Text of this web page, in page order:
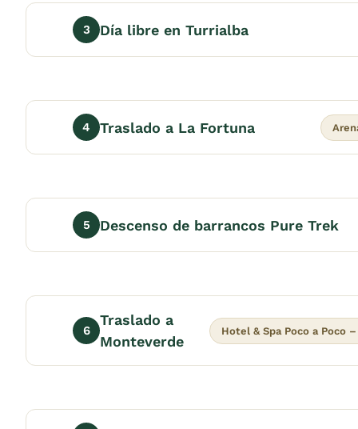
3 Día libre en Turrialba
4 Traslado a La Fortuna
5 Descenso de barrancos Pure Trek
6
Traslado a
Monteverde
Hotel & Spa Poco a Poco